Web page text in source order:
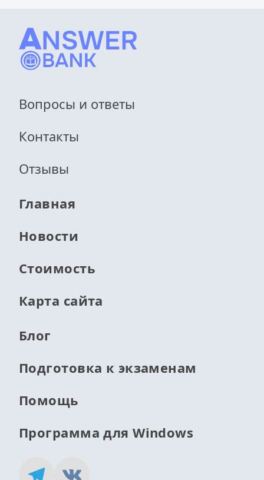
Вопросы и ответы
Контакты
Отзывы
Главная
Новости
Стоимость
Карта сайта
Блог
Подготовка к экзаменам
Помощь
Программа для Windows